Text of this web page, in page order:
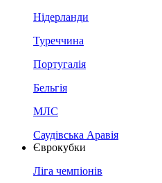
Нідерланди
Туреччина
Португалія
Бельгія
МЛС
Саудівська Аравія
Єврокубки
Ліга чемпіонів